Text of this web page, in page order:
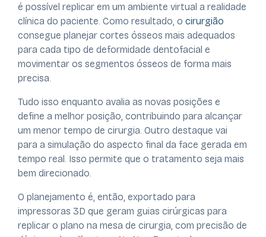
é possível replicar em um ambiente virtual a realidade
clínica do paciente. Como resultado, o cirurgião
consegue planejar cortes ósseos mais adequados
para cada tipo de deformidade dentofacial e
movimentar os segmentos ósseos de forma mais
precisa.
Tudo isso enquanto avalia as novas posições e
define a melhor posição, contribuindo para alcançar
um menor tempo de cirurgia. Outro destaque vai
para a simulação do aspecto final da face gerada em
tempo real. Isso permite que o tratamento seja mais
bem direcionado.
O planejamento é, então, exportado para
impressoras 3D que geram guias cirúrgicas para
replicar o plano na mesa de cirurgia, com precisão de